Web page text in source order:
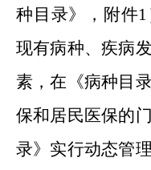
种目录》，附件
现有病种、疾病
素，在《病种目
保和居民医保的
录》实行动态管